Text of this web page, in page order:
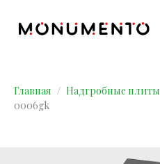
Главная Надгробные плиты
0006gk